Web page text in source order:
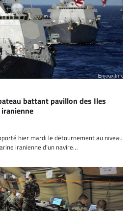
battant pavillon des Iles
hier mardi le détournement au niveau
iranienne d’un navire…